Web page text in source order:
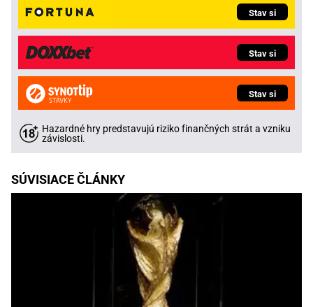
Stav si
Stav si
Stav si
Hazardné hry predstavujú riziko finančných strát a vzniku
závislosti.
SÚVISIACE ČLÁNKY